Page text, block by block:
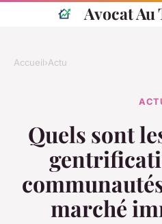
Avocat Au
Accueil›Actu
Quels sont
marché